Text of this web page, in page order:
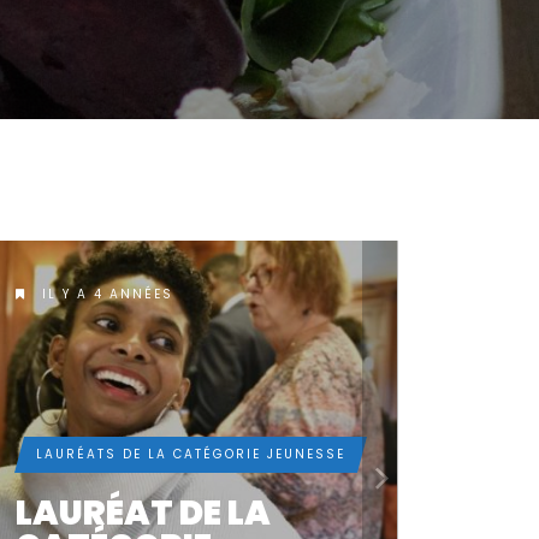
IL Y A 5 ANNÉES
LAURÉATS DE LA CATÉGORIE JEUNESSE
LAURÉAT DE LA